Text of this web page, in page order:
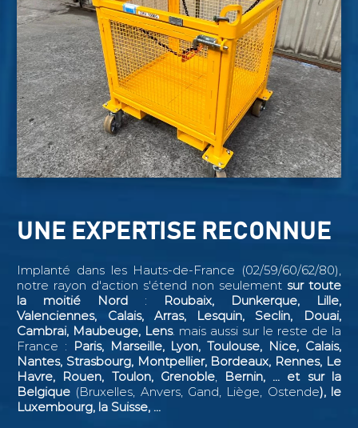
UNE EXPERTISE RECONNUE
Implanté dans les Hauts-de-France (02/59/60/62/80),
notre rayon d'action s'étend non seulementsur toute
la moitié Nord :
Roubaix, Dunkerque, Lille,
Valenciennes, Calais, Arras, Lesquin, Seclin,
Douai,
Cambrai, Maubeuge, Lens. mais aussi sur le reste de la
France : Paris, Marseille, Lyon, Toulouse, Nice, Calais,
Nantes, Strasbourg, Montpellier, Bordeaux, Rennes, Le
Havre, Rouen, Toulon, Grenoble, Bernin, ... et sur la
Belgique (Bruxelles, Anvers, Gand, Liège, Ostende), le
Luxembourg, la Suisse, ...